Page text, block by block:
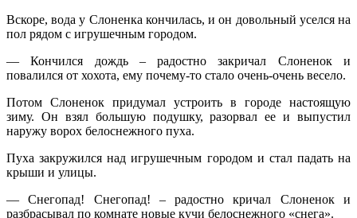
Вскоре, вода у Слоненка кончилась, и он довольный уселся на
пол рядом с игрушечным городом.
— Кончился дождь – радостно закричал Слоненок и
повалился от хохота, ему почему-то стало очень-очень весело.
Потом Слоненок придумал устроить в городе настоящую
зиму. Он взял большую подушку, разорвал ее и выпустил
наружу ворох белоснежного пуха.
Пуха закружился над игрушечным городом и стал падать на
крыши и улицы.
— Снегопад! Снегопад! – радостно кричал Слоненок и
разбрасывал по комнате новые кучи белоснежного «снега».